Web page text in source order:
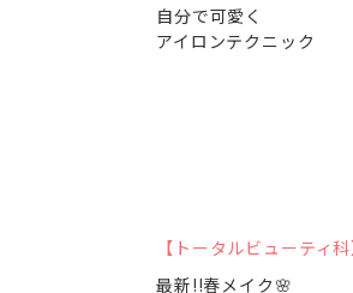
自分で可愛く
アイロンテクニック
トータルビューティ科
最新!!春メイク🌸